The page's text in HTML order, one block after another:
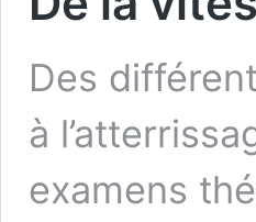
Des
à
examens